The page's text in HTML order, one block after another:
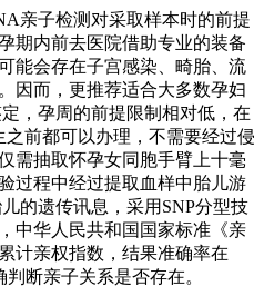
亲子检测对采取样本时的前提
期内前去医院借助专业的装备
能会存在子宫感染、畸胎、流
因而，更推荐适合大多数孕妇
，孕周的前提限制相对低，在
前都可以办理，不需要经过侵
需抽取怀孕女同胞手臂上十毫
过程中经过提取血样中胎儿游
的遗传讯息，采用SNP分型技
中华人民共和国国家标准《亲
计亲权指数，结果准确率在
断亲子关系是否存在。